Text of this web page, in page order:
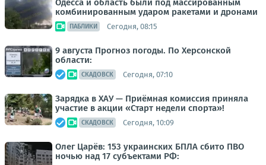
Одесса и область были под массированным
комбинированным ударом ракетами и дронами
ПАБЛИКИ Сегодня, 08:15
9 августа Прогноз погоды. По Херсонской
области:
СКАДОВСК Сегодня, 07:10
Зарядка в ХАУ — Приёмная комиссия приняла
участие в акции «Старт недели спорта»!
СКАДОВСК Сегодня, 10:09
Олег Царёв: 153 украинских БПЛА сбито ПВО
ночью над 17 субъектами РФ: